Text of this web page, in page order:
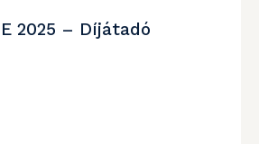
2025 – Díjátadó